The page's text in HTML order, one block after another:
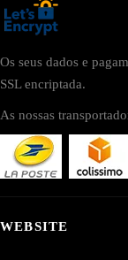
Os seus dados e
SSL encriptada.
As nossas
WEBSITE